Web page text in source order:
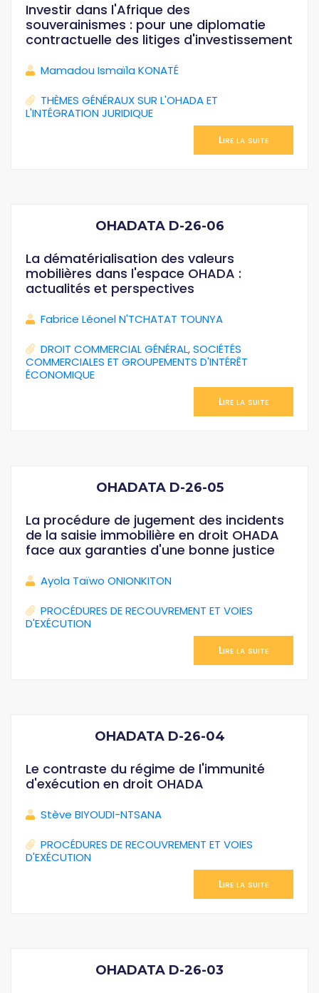
Investir dans l'Afrique des
souverainismes : pour une diplomatie
contractuelle des litiges d'investissement
Mamadou Ismaïla KONATÉ
THÈMES GÉNÉRAUX SUR L'OHADA ET
L'INTÉGRATION JURIDIQUE
Lire la suite
OHADATA D-26-06
La dématérialisation des valeurs
mobilières dans l'espace OHADA :
actualités et perspectives
Fabrice Léonel N'TCHATAT TOUNYA
DROIT COMMERCIAL GÉNÉRAL,SOCIÉTÉS
COMMERCIALES ET GROUPEMENTS D'INTÉRÊT
ÉCONOMIQUE
Lire la suite
OHADATA D-26-05
La procédure de jugement des incidents
de la saisie immobilière en droit OHADA
face aux garanties d'une bonne justice
Ayola Taïwo ONIONKITON
PROCÉDURES DE RECOUVREMENT ET VOIES
D'EXÉCUTION
Lire la suite
OHADATA D-26-04
Le contraste du régime de l'immunité
d'exécution en droit OHADA
Stève BIYOUDI-NTSANA
PROCÉDURES DE RECOUVREMENT ET VOIES
D'EXÉCUTION
Lire la suite
OHADATA D-26-03